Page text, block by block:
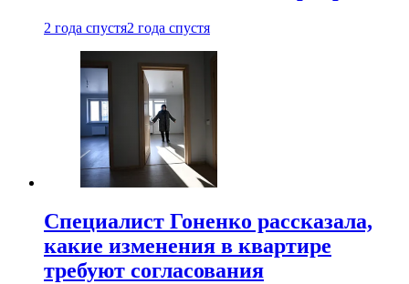
2 года спустя2 года спустя
Специалист Гоненко рассказала,
какие изменения в квартире
требуют согласования